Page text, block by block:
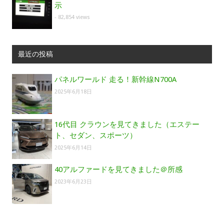
示
- 82,854 views
最近の投稿
パネルワールド 走る！新幹線N700A
2025年6月18日
16代目 クラウンを見てきました（エステー
ト、セダン、スポーツ）
2025年6月14日
40アルファードを見てきました＠所感
2023年6月23日